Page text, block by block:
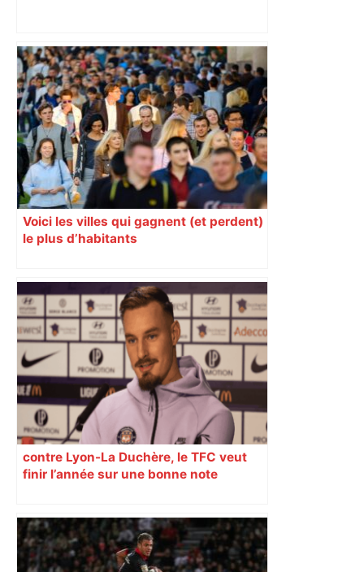
Prévisions météo du dimanche 4
janvier 2026 à Toulouse – 20 Minutes
Voici les villes qui gagnent (et perdent)
le plus d’habitants
contre Lyon-La Duchère, le TFC veut
finir l’année sur une bonne note